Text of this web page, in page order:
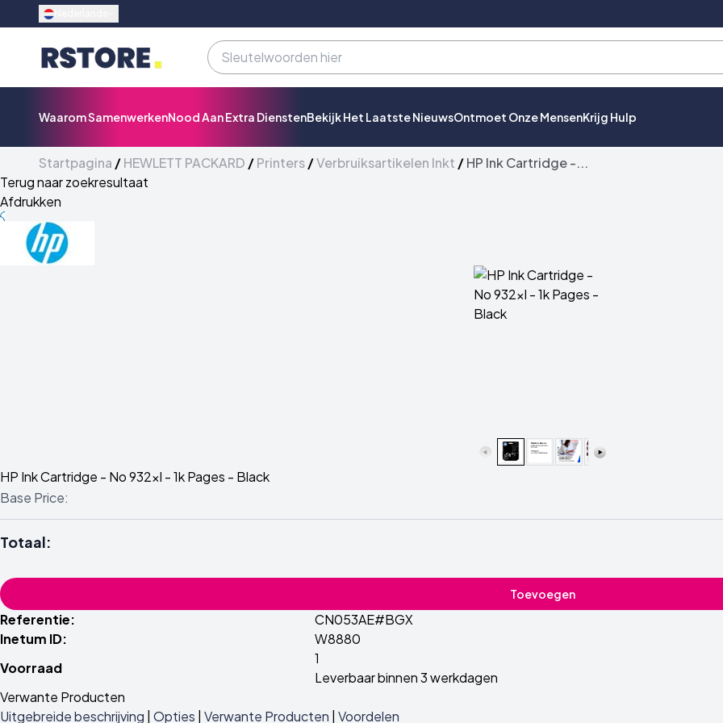
Waarom SamenwerkenNood Aan Extra DienstenBekijk Het Laatste NieuwsOntmoet Onze MensenKrijg Hulp
Startpagina /HEWLETT PACKARD /Printers/Verbruiksartikelen Inkt /HP Ink Cartridge -...
Terug naar zoekresultaat
Afdrukken
HP Ink Cartridge - No 932xl - 1k Pages - Black
Base Price:
Totaal:
Toevoegen
Referentie:
CN053AE#BGX
Inetum ID:
W8880
Voorraad
1
Leverbaar binnen 3 werkdagen
Verwante Producten
Uitgebreide beschrijving Opties Verwante Producten Voordelen